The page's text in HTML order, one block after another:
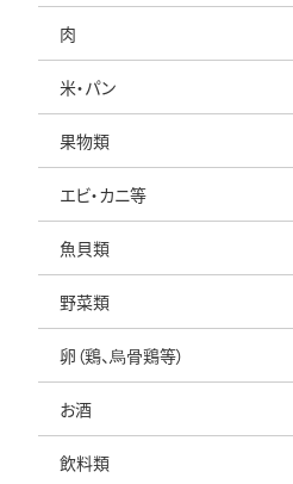
肉
米・パン
果物類
エビ・カニ等
魚貝類
野菜類
卵（鶏、烏骨鶏等）
お酒
飲料類